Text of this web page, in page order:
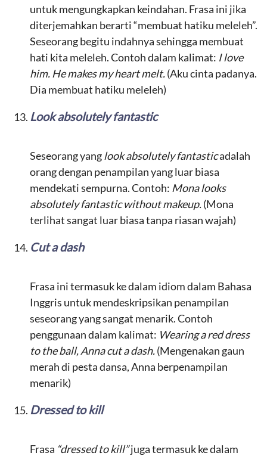
untuk mengungkapkan keindahan. Frasa ini jika
diterjemahkan berarti “membuat hatiku meleleh”.
Seseorang begitu indahnya sehingga membuat
hati kita meleleh. Contoh dalam kalimat: I love
him. He makes my heart melt.(Aku cinta padanya.
Dia membuat hatiku meleleh)
Look absolutely fantastic
Seseorang yanglookabsolutely fantasticadalah
orang dengan penampilan yang luar biasa
mendekati sempurna. Contoh: Mona looks
absolutely fantastic without makeup.(Mona
terlihat sangat luar biasa tanpa riasan wajah)
Cut a dash
Frasa ini termasuk ke dalam idiom dalam Bahasa
Inggris untuk mendeskripsikan penampilan
seseorang yang sangat menarik. Contoh
penggunaan dalam kalimat: Wearing a red dress
to the ball, Anna cut a dash.(Mengenakan gaun
merah di pesta dansa, Anna berpenampilan
menarik)
Dressed to kill
Frasa “dressed to kill”juga termasuk ke dalam